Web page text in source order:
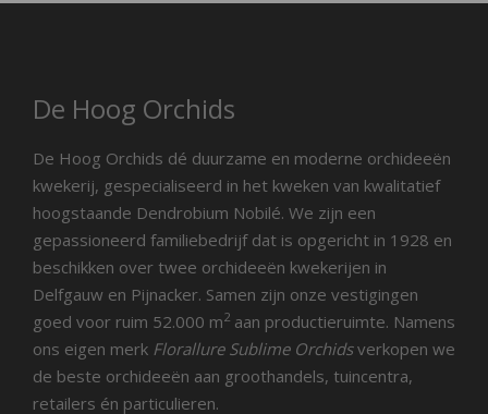
De Hoog Orchids
De Hoog Orchids dé duurzame en moderne orchideeën
kwekerij, gespecialiseerd in het kweken van kwalitatief
hoogstaande Dendrobium Nobilé. We zijn een
gepassioneerd familiebedrijf dat is opgericht in 1928 en
beschikken over twee orchideeën kwekerijen in
Delfgauw en Pijnacker. Samen zijn onze vestigingen
goed voor ruim 52.000 m2 aan productieruimte. Namens
ons eigen merk Florallure Sublime Orchidsverkopen we
de beste orchideeën aan groothandels, tuincentra,
retailers én particulieren.